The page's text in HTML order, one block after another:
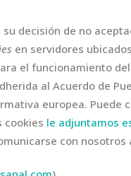
decisión de no
en servidores
el funcionamiento
al Acuerdo de
europea. Puede
cookies le adjuntamos
con